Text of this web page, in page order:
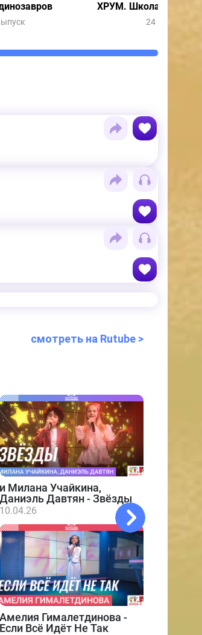
ХРУМ. Школа юного
24 выпуска
смотреть на Rutube >
и Милана Учайкина,
Даниэль Давтян - Звёзды
10.04.26
Амелия Гималетдинова -
Если Всё Идёт Не Так